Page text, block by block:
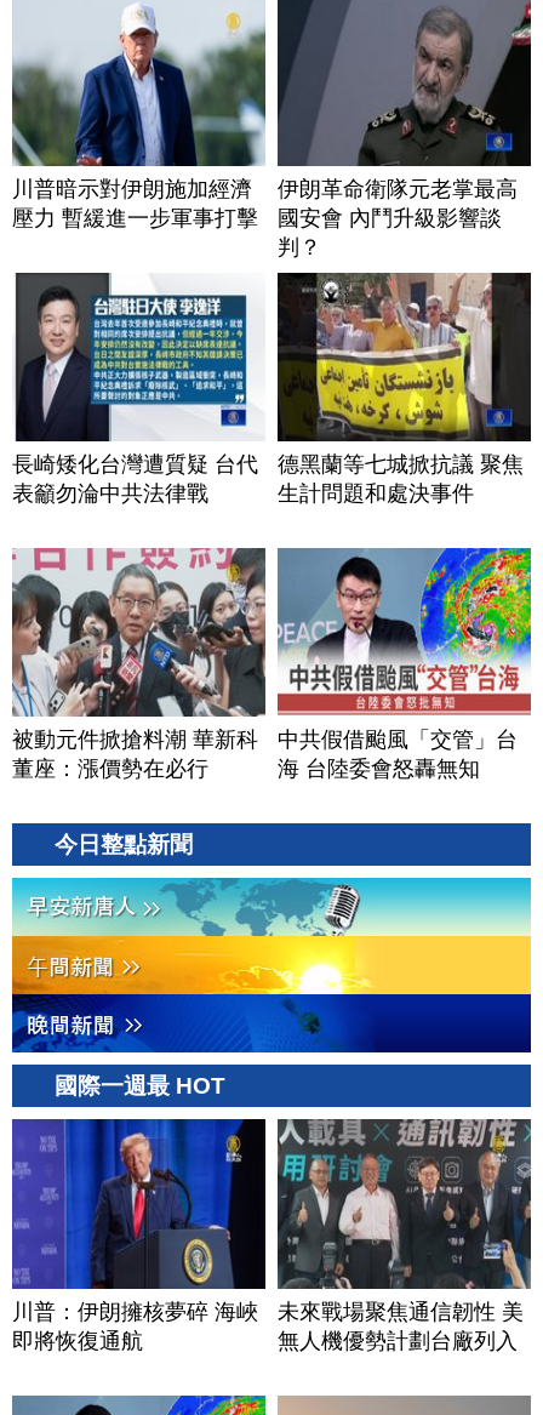
川普暗示對伊朗施加經濟
壓力 暫緩進一步軍事打擊
伊朗革命衛隊元老掌最高
國安會 內鬥升級影響談
判？
長崎矮化台灣遭質疑 台代
表籲勿淪中共法律戰
德黑蘭等七城掀抗議 聚焦
生計問題和處決事件
被動元件掀搶料潮 華新科
董座：漲價勢在必行
中共假借颱風「交管」台
海 台陸委會怒轟無知
今日整點新聞
國際一週最 HOT
川普：伊朗擁核夢碎 海峽
即將恢復通航
未來戰場聚焦通信韌性 美
無人機優勢計劃台廠列入